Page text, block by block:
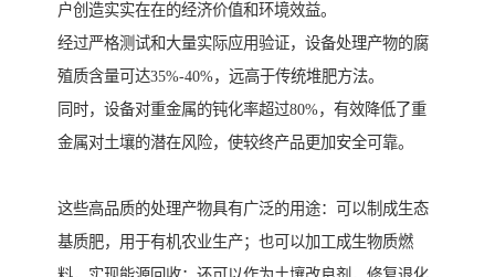
户创造实实在在的经济价值和环境效益。
经过严格测试和大量实际应用验证，设备处理产物的腐
殖质含量可达35%-40%，远高于传统堆肥方法。
同时，设备对重金属的钝化率超过80%，有效降低了重
金属对土壤的潜在风险，使较终产品更加安全可靠。
这些高品质的处理产物具有广泛的用途：可以制成生态
基质肥，用于有机农业生产；也可以加工成生物质燃